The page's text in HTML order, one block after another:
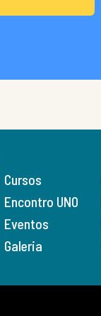
Cursos
Encontro UNO
Eventos
Galeria